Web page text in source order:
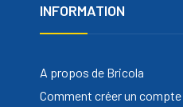
INFORMATION
A propos de Bricola
Comment créer un